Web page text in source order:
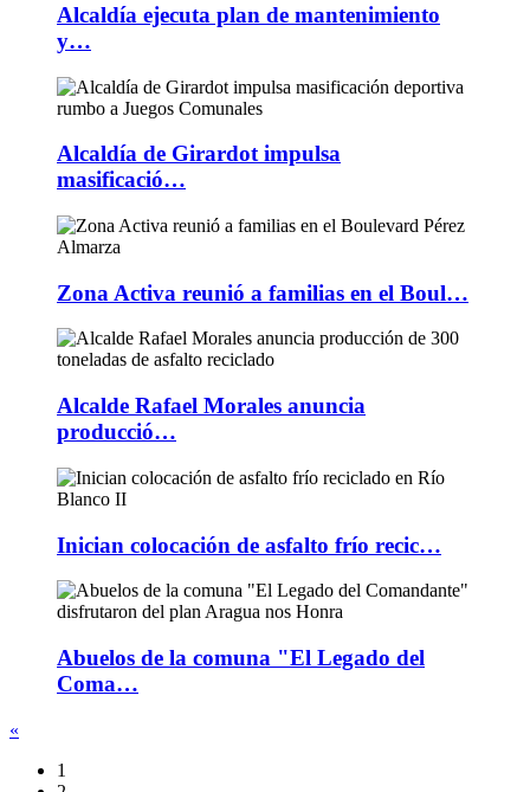
Alcaldía ejecuta plan de mantenimiento
y…
Alcaldía de Girardot impulsa
masificació…
Zona Activa reunió a familias en el Boul…
Alcalde Rafael Morales anuncia
producció…
Inician colocación de asfalto frío recic…
Abuelos de la comuna "El Legado del
Coma…
«
1